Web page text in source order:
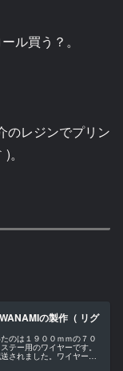
ル買う？。
のレジンでプリン
の製作（ リグ
のは１９００ｍｍの７０
テー用のワイヤーです。
されました。ワイヤーも
が取り出してみたところ